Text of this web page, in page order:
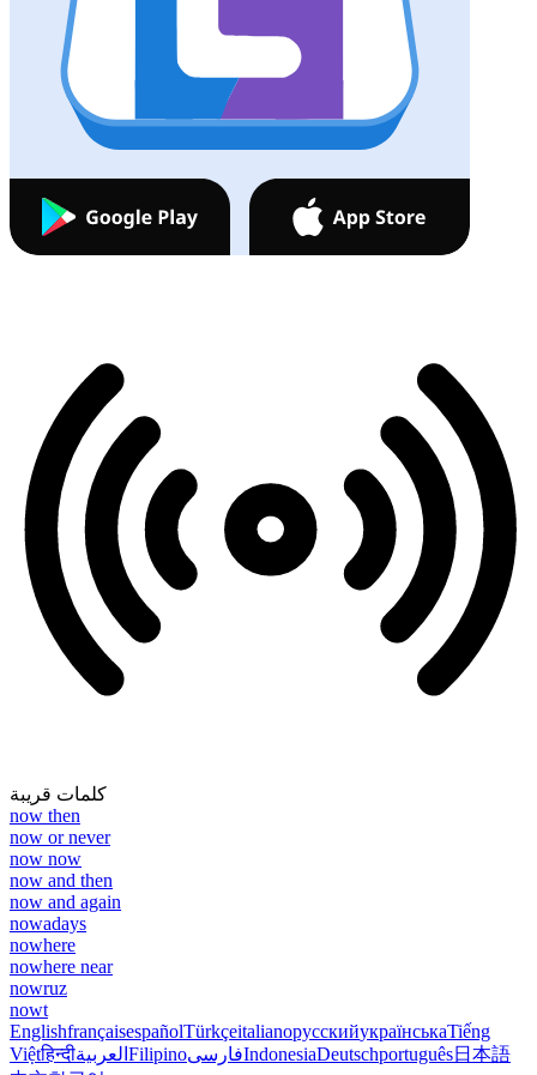
كلمات قريبة
now then
now or never
now now
now and then
now and again
nowadays
nowhere
nowhere near
nowruz
nowt
EnglishfrançaisespañolTürkçeitalianoрусскийукраїнськаTiếng
Việtहिन्दीالعربية FilipinoفارسیIndonesiaDeutschportuguês日本語